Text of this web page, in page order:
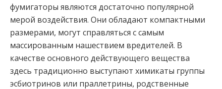
фумигаторы являются достаточно популярной
мерой воздействия. Они обладают компактными
размерами, могут справляться с самым
массированным нашествием вредителей. В
качестве основного действующего вещества
здесь традиционно выступают химикаты группы
эсбиотринов или праллетрины, родственные